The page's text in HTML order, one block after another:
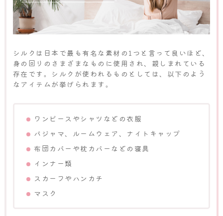
シルクは日本で最も有名な素材の1つと言って良いほど、
身の回りのさまざまなものに使用され、親しまれている
存在です。シルクが使われるものとしては、以下のよう
なアイテムが挙げられます。
ワンピースやシャツなどの衣服
パジャマ、ルームウェア、ナイトキャップ
布団カバーや枕カバーなどの寝具
インナー類
スカーフやハンカチ
マスク